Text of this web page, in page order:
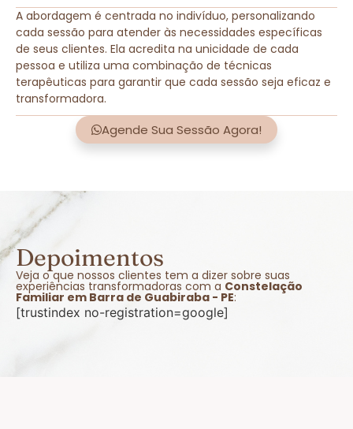
A abordagem é centrada no indivíduo, personalizando
cada sessão para atender às necessidades específicas
de seus clientes. Ela acredita na unicidade de cada
pessoa e utiliza uma combinação de técnicas
terapêuticas para garantir que cada sessão seja eficaz e
transformadora.
Agende Sua Sessão Agora!
Depoimentos
Veja o que nossos clientes tem a dizer sobre suas
experiências transformadoras com a Constelação
Familiar em Barra de Guabiraba - PE:
[trustindex no-registration=google]